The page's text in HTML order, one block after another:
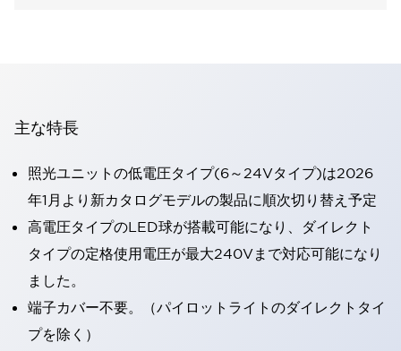
主な特長
照光ユニットの低電圧タイプ(6～24Vタイプ)は2026
年1月より新カタログモデルの製品に順次切り替え予定
高電圧タイプのLED球が搭載可能になり、ダイレクト
タイプの定格使用電圧が最大240Vまで対応可能になり
ました。
端子カバー不要。（パイロットライトのダイレクトタイ
プを除く）